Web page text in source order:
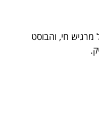
חי, והבוסט